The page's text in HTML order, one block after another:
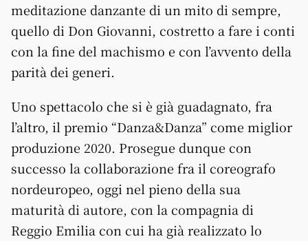
meditazione danzante di un mito di sempre,
quello di Don Giovanni, costretto a fare i conti
con la fine del machismo e con l’avvento della
parità dei generi.
Uno spettacolo che si è già guadagnato, fra
l’altro, il premio “Danza&Danza” come miglior
produzione 2020. Prosegue dunque con
successo la collaborazione fra il coreografo
nordeuropeo, oggi nel pieno della sua
maturità di autore, con la compagnia di
Reggio Emilia con cui ha già realizzato lo